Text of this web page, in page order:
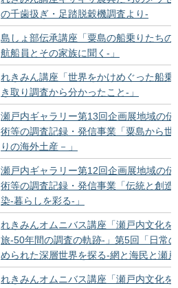
の千歯扱ぎ・足踏脱穀機調査より-
島しょ部伝承講座「粟島の船乗りたちの
航船員とその家族に聞く-」
れきみん講座「世界をかけめぐった船乗
き取り調査から分かったこと-」
瀬戸内ギャラリー第13回企画展地域の伝
術等の調査記録・発信事業「粟島から世
りの海外土産－」
瀬戸内ギャラリー第12回企画展地域の伝
術等の調査記録・発信事業「伝統と創造
染-暮らしを彩る‐」
れきみんオムニバス講座「瀬戸内文化を
旅-50年間の調査の軌跡-」第5回「日常
められた深層世界を探る-網と海民と瀬
れきみんオムニバス講座「瀬戸内文化を